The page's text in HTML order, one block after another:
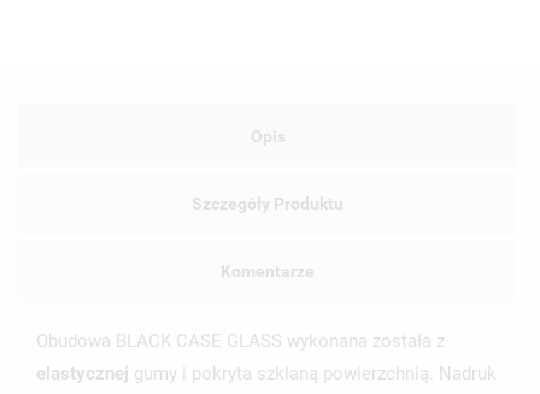
Opis
Szczegóły Produktu
Komentarze
Obudowa BLACK CASE GLASS wykonana została z
elastycznej gumy i pokryta szklaną powierzchnią. Nadruk